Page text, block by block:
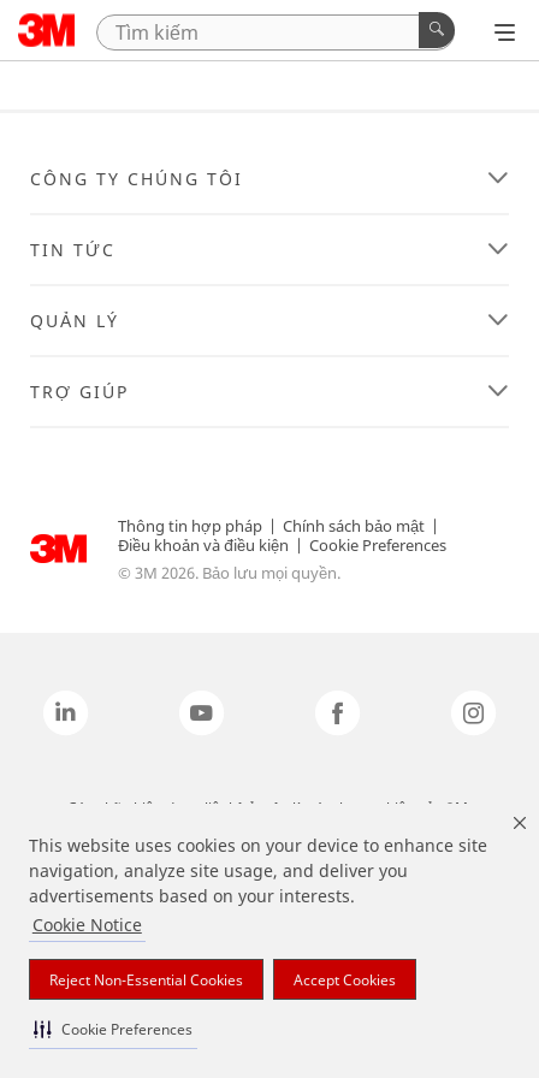
This website uses cookies on your device to enhance site
navigation, analyze site usage, and deliver you
advertisements based on your interests.
Cookie Notice
Reject Non-Essential Cookies Accept Cookies
Cookie Preferences
CÔNG TY CHÚNG TÔI
TIN TỨC
QUẢN LÝ
TRỢ GIÚP
Thông tin hợp pháp | Chính sách bảo mật |
Điều khoản và điều kiện | Cookie Preferences
© 3M 2026. Bảo lưu mọi quyền.
Các nhãn hiệu được liệt kê ở trên là các thương hiệu của 3M.